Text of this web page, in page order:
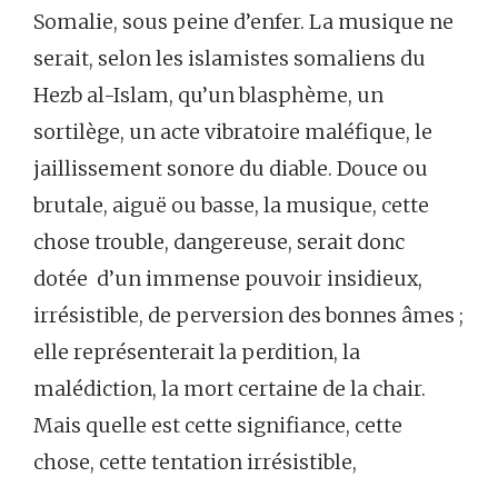
Somalie, sous peine d’enfer. La musique ne
serait, selon les islamistes somaliens du
Hezb al-Islam, qu’un blasphème, un
sortilège, un acte vibratoire maléfique, le
jaillissement sonore du diable. Douce ou
brutale, aiguë ou basse, la musique, cette
chose trouble, dangereuse, serait donc
dotée d’un immense pouvoir insidieux,
irrésistible, de perversion des bonnes âmes ;
elle représenterait la perdition, la
malédiction, la mort certaine de la chair.
Mais quelle est cette signifiance, cette
chose, cette tentation irrésistible,